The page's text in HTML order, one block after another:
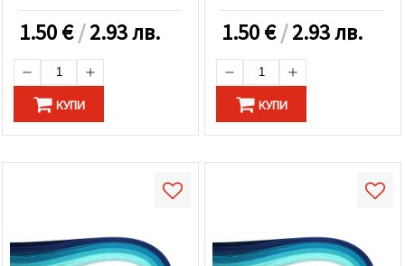
1.50€/2.93 лв.
КУПИ
1.50€/2.93 лв.
КУПИ